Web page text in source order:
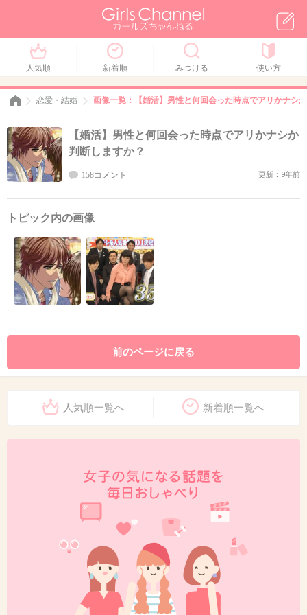
人気順 新着順 みつける 使い方
恋愛・結婚 画像一覧：【婚活】男性と何回会った時点でアリかナシ
【婚活】男性と何回会った時点でアリかナシか
判断しますか？
158コメント 更新：9年前
トピック内の画像
前のページに戻る
人気順一覧へ 新着順一覧へ